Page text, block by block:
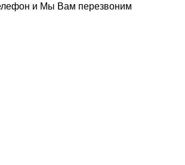
и Мы Вам перезвоним